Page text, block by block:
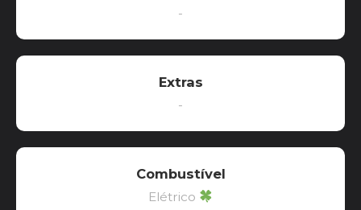
-
Extras
-
Combustível
Elétrico